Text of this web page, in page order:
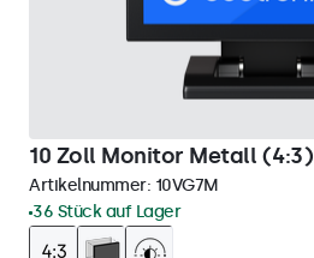
10 Zoll Monitor Metall (4:3)
Artikelnummer: 10VG7M
36 Stück auf Lager